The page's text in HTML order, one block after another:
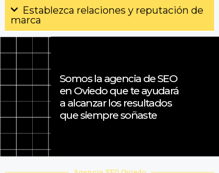
Establezca relaciones y reputación de
marca
Somos la agencia de SEO
en Oviedo que te ayudará
a alcanzar los resultados
que siempre soñaste